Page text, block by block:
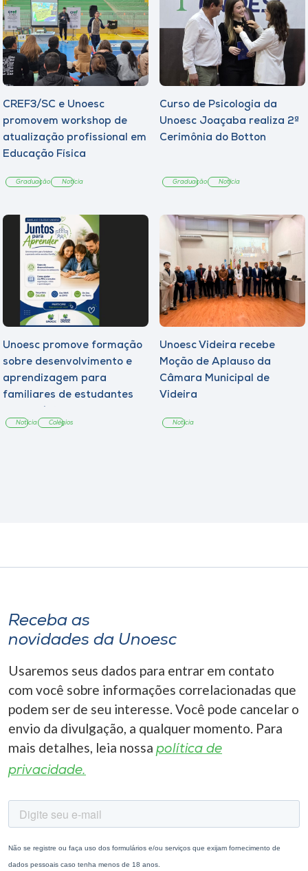
CREF3/SC e Unoesc
promovem workshop de
atualização profissional em
Educação Física
Graduação Notícia
Curso de Psicologia da
Unoesc Joaçaba realiza 2ª
Cerimônia do Botton
Graduação Notícia
Unoesc promove formação
sobre desenvolvimento e
aprendizagem para
familiares de estudantes
Notícia Colégios
Unoesc Videira recebe
Moção de Aplauso da
Câmara Municipal de
Videira
Notícia
Receba as
novidades da Unoesc
Usaremos seus dados para entrar em contato
com você sobre informações correlacionadas que
podem ser de seu interesse. Você pode cancelar o
envio da divulgação, a qualquer momento. Para
mais detalhes, leia nossa política de
privacidade.